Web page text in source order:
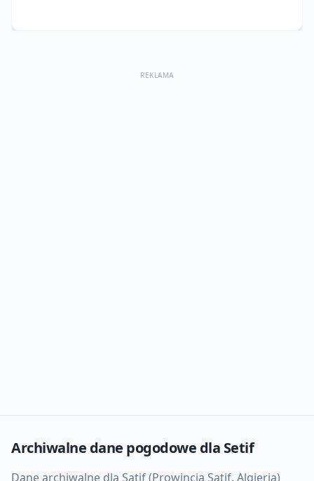
REKLAMA
Archiwalne dane pogodowe dla Setif
Dane archiwalne dla Satif (Prowincja Satif, Algieria)